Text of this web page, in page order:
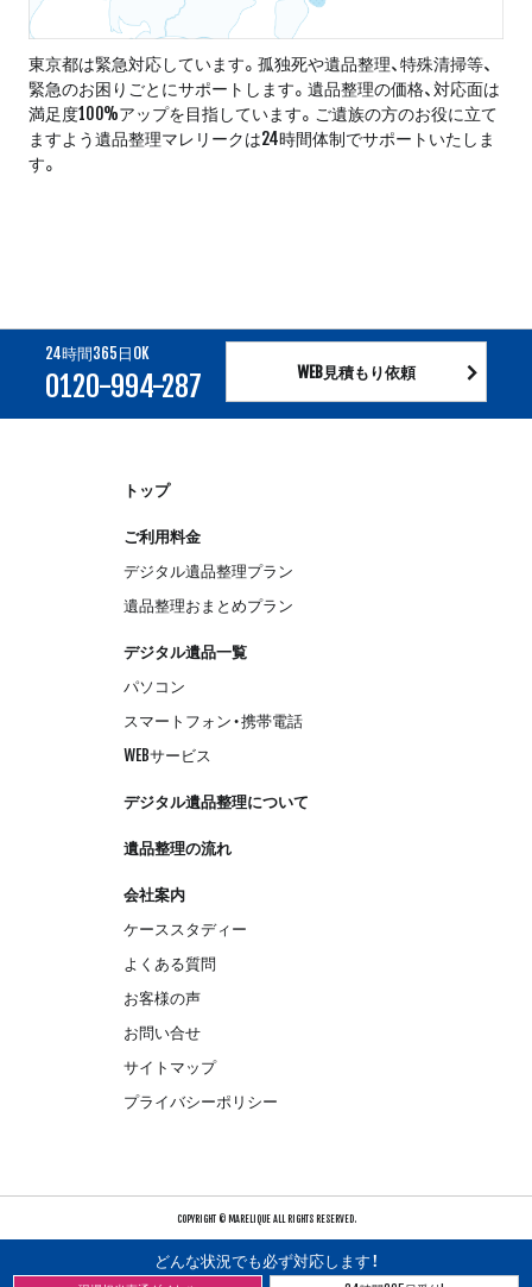
東京都は緊急対応しています。孤独死や遺品整理、特殊清掃等、
緊急のお困りごとにサポートします。遺品整理の価格、対応面は
満足度100%アップを目指しています。ご遺族の方のお役に立て
ますよう遺品整理マレリークは24時間体制でサポートいたしま
す。
24時間365日OK
0120-994-287 WEB見積もり依頼
トップ
ご利用料金
デジタル遺品整理プラン
遺品整理おまとめプラン
デジタル遺品一覧
パソコン
スマートフォン・携帯電話
WEBサービス
デジタル遺品整理について
遺品整理の流れ
会社案内
ケーススタディー
よくある質問
お客様の声
お問い合せ
サイトマップ
プライバシーポリシー
どんな状況でも必ず対応します！
COPYRIGHT © MARELIQUE ALL RIGHTS RESERVED.